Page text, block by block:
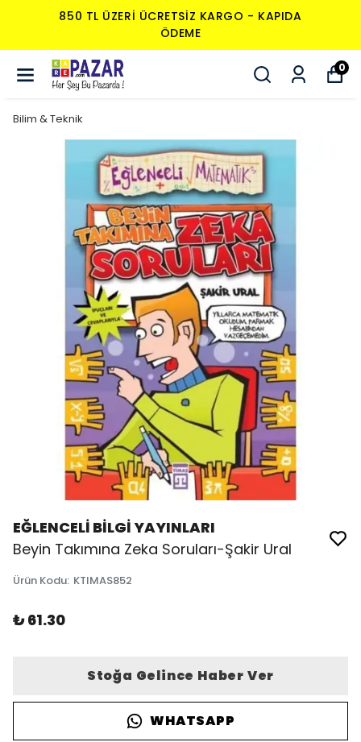
850 TL ÜZERI ÜCRETSIZ KARGO - KAPIDA
0
Bilim & Teknik
EĞLENCELİ BİLGİ YAYINLARI
Beyin Takımına Zeka Soruları-Şakir Ural
Ürün Kodu: KTIMAS852
₺ 61.30
Stoğa Gelince Haber Ver
WHATSAPP